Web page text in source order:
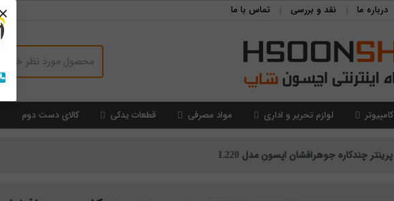
درباره ما نقد و بررسی تماس با ما
کامپیوتر لوازم تحریر و اداری مواد مصرفی قطعات یدکی کالای دست دوم
پرینتر چندکاره جوهرافشان اپسون مدل L220